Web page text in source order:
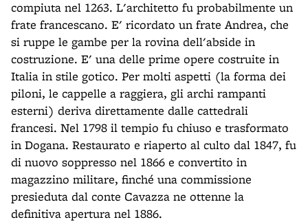
compiuta nel 1263. L'architetto fu probabilmente un
frate francescano. E' ricordato un frate Andrea, che
si ruppe le gambe per la rovina dell'abside in
costruzione. E' una delle prime opere costruite in
Italia in stile gotico. Per molti aspetti (la forma dei
piloni, le cappelle a raggiera, gli archi rampanti
esterni) deriva direttamente dalle cattedrali
francesi. Nel 1798 il tempio fu chiuso e trasformato
in Dogana. Restaurato e riaperto al culto dal 1847, fu
di nuovo soppresso nel 1866 e convertito in
magazzino militare, finché una commissione
presieduta dal conte Cavazza ne ottenne la
definitiva apertura nel 1886.